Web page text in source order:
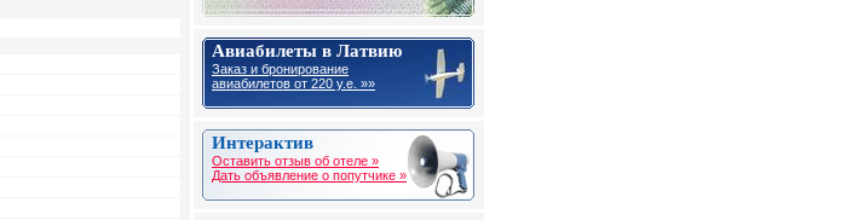
Авиабилеты в Латвию
Заказ и бронирование
авиабилетов от 220 у.е. »»
Интерактив
Оставить отзыв об отеле »
Дать объявление о попутчике »